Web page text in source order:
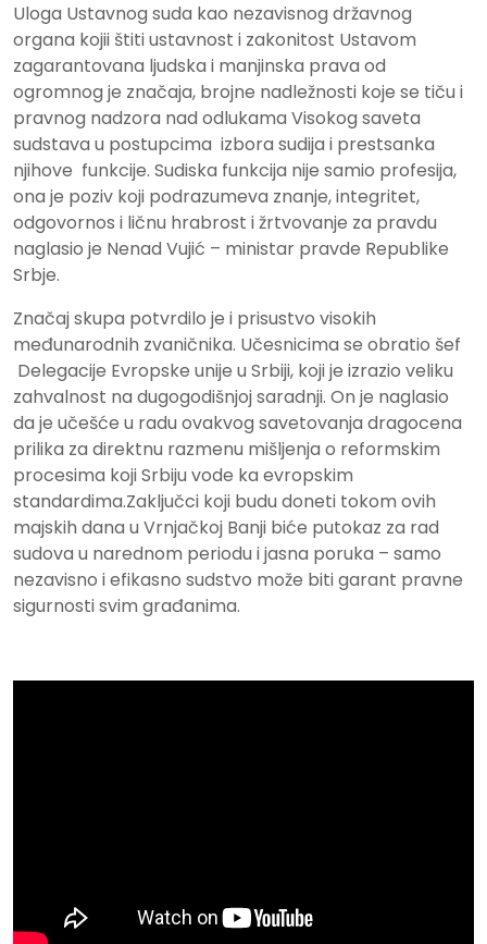
Uloga Ustavnog suda kao nezavisnog državnog
organa kojii štiti ustavnost i zakonitost Ustavom
zagarantovana ljudska i manjinska prava od
ogromnog je značaja, brojne nadležnosti koje se tiču i
pravnog nadzora nad odlukama Visokog saveta
sudstava u postupcima izbora sudija i prestsanka
njihove funkcije. Sudiska funkcija nije samio profesija,
ona je poziv koji podrazumeva znanje, integritet,
odgovornos i ličnu hrabrost i žrtvovanje za pravdu
naglasio je Nenad Vujić – ministar pravde Republike
Srbje.
Značaj skupa potvrdilo je i prisustvo visokih
međunarodnih zvaničnika. Učesnicima se obratio šef
Delegacije Evropske unije u Srbiji, koji je izrazio veliku
zahvalnost na dugogodišnjoj saradnji. On je naglasio
da je učešće u radu ovakvog savetovanja dragocena
prilika za direktnu razmenu mišljenja o reformskim
procesima koji Srbiju vode ka evropskim
standardima.Zaključci koji budu doneti tokom ovih
majskih dana u Vrnjačkoj Banji biće putokaz za rad
sudova u narednom periodu i jasna poruka – samo
nezavisno i efikasno sudstvo može biti garant pravne
sigurnosti svim građanima.